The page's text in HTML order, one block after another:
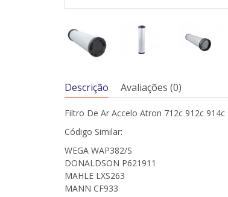
Descrição Avaliações (0)
Filtro De Ar Accelo Atron 712c 912c
Código Similar:
WEGA WAP382/S
DONALDSON P621911
MAHLE LXS263
MANN CF933